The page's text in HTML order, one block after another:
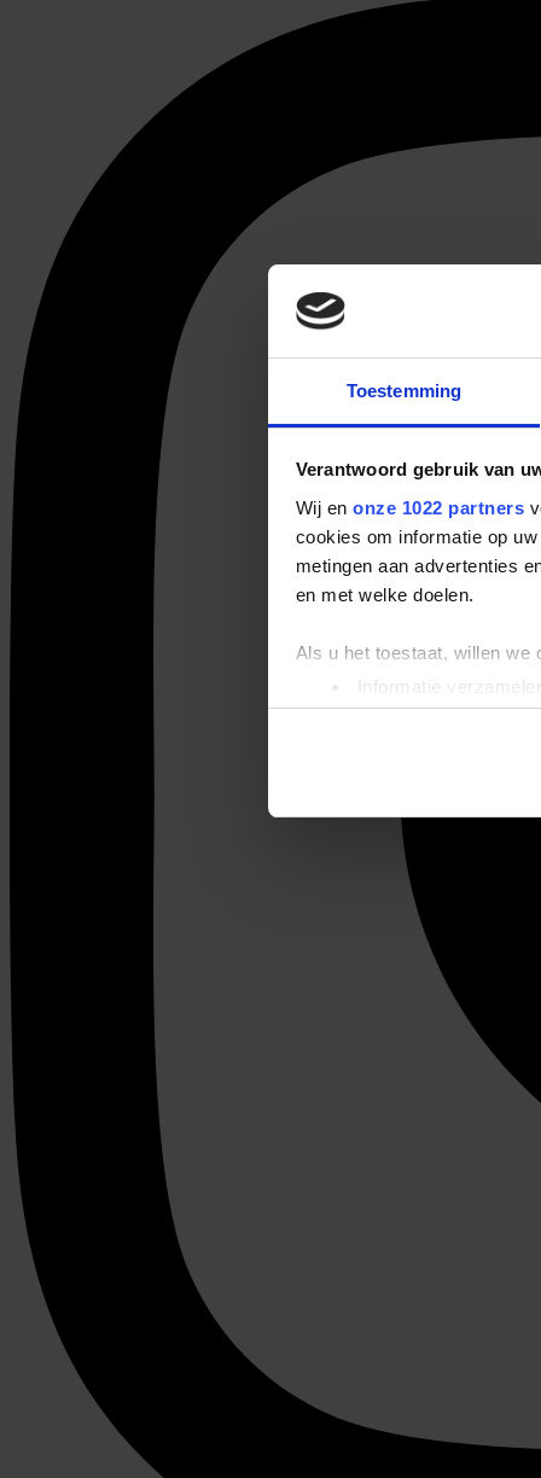
Toestemming
Verantwoord gebruik van
Wij en onze 1022 partners
cookies om informatie op
metingen aan advertenties
en met welke doelen.
Als u het toestaat, willen we
Informatie
Uw apparaat
Lees meer over hoe uw
We gebruiken cookies om
websiteverkeer te
media, adverteren en
verstrekt of die ze hebben